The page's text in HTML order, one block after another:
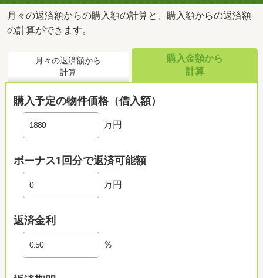
月々の返済額からの購入額の計算と、購入額からの返済額
の計算ができます。
月々の返済額から
計算
購入金額から
計算
購入予定の物件価格（借入額）
万円
ボーナス1回分で返済可能額
万円
返済金利
％